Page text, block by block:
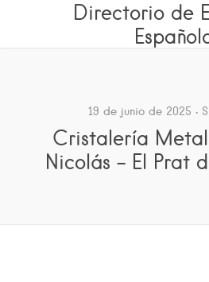
Directorio de
19 de junio de 2025
Cristalería
Nicolás – El Prat